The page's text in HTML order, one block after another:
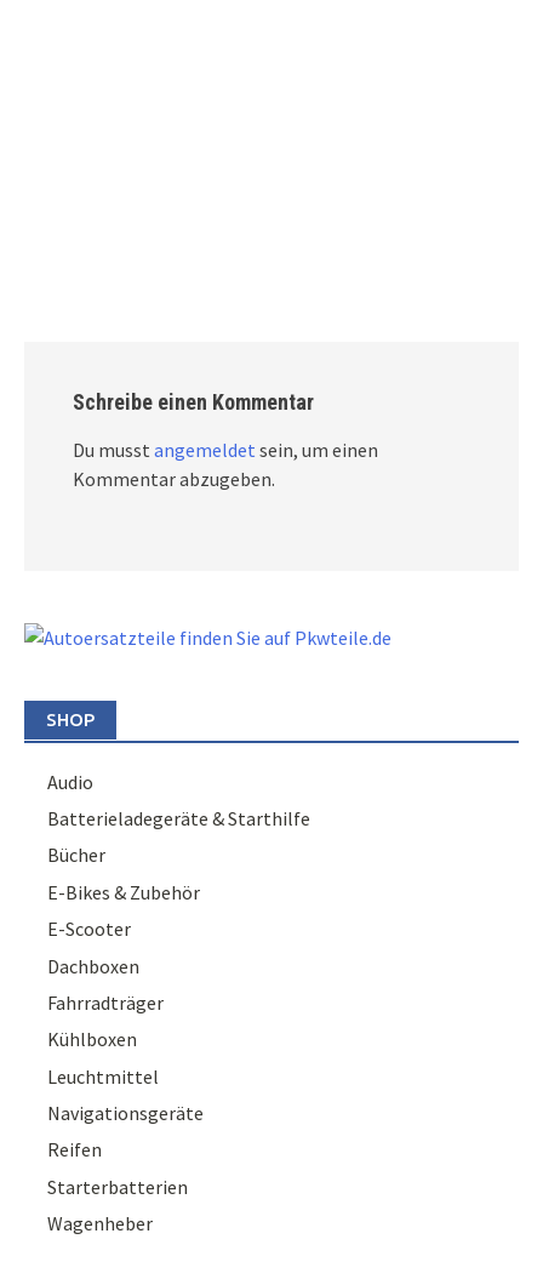
Schreibe einen Kommentar
Du musst angemeldet sein, um einen
Kommentar abzugeben.
SHOP
Audio
Batterieladegeräte & Starthilfe
Bücher
E-Bikes & Zubehör
E-Scooter
Dachboxen
Fahrradträger
Kühlboxen
Leuchtmittel
Navigationsgeräte
Reifen
Starterbatterien
Wagenheber